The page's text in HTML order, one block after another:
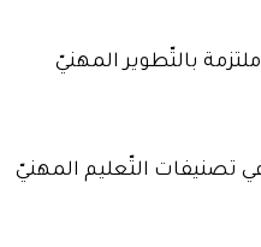
بالتّطوير المهنيّ
تصنيفات التّعليم المهنيّ